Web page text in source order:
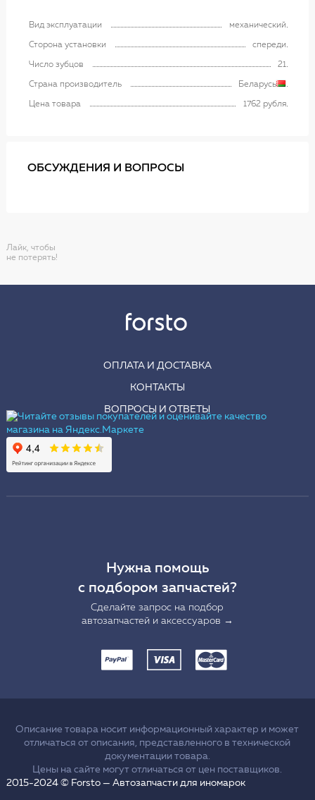
Вид эксплуатации механический
Сторона установки спереди
Число зубцов 21
Страна производитель Беларусь
Цена товара 1762 рубля
ОБСУЖДЕНИЯ И ВОПРОСЫ
Лайк, чтобы
не потерять!
ОПЛАТА И ДОСТАВКА
КОНТАКТЫ
ВОПРОСЫ И ОТВЕТЫ
Нужна помощь
с подбором запчастей?
Сделайте запрос на подбор
автозапчастей и аксессуаров →
Описание товара носит информационный характер и может
отличаться от описания, представленного в технической
документации товара.
Цены на сайте могут отличаться от цен поставщиков.
2015-2024 © Forsto — Автозапчасти для иномарок